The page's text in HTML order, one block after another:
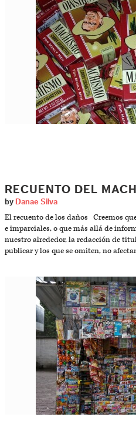
RECUENTO DEL
by Danae Silva
El recuento de los daños Creemos
e imparciales, o que más allá de
nuestro alrededor, la redacción de
publicar y los que se omiten, no